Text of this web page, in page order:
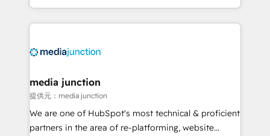
and customer success strategies, utilizing RevOps
methodologies. As Latin America's largest HubSpot
offer unparalleled insights. Operating in five
Mexico, USA, and Portugal—we've executed over a
hundred successful operations. Our approach,
rooted in RevOps principles, integrates analysis,
training, planning, and qualification. Leveraging
media junction
提供元：media junction
We are one of HubSpot's most technical & proficient
partners in the area of re-platforming, website